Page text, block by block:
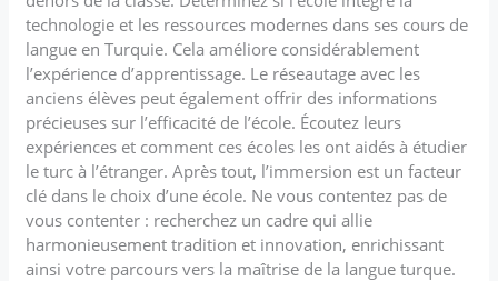
technologie et les ressources modernes dans ses cours de
langue en Turquie. Cela améliore considérablement
l’expérience d’apprentissage. Le réseautage avec les
anciens élèves peut également offrir des informations
précieuses sur l’efficacité de l’école. Écoutez leurs
expériences et comment ces écoles les ont aidés à étudier
le turc à l’étranger. Après tout, l’immersion est un facteur
clé dans le choix d’une école. Ne vous contentez pas de
vous contenter : recherchez un cadre qui allie
harmonieusement tradition et innovation, enrichissant
ainsi votre parcours vers la maîtrise de la langue turque.